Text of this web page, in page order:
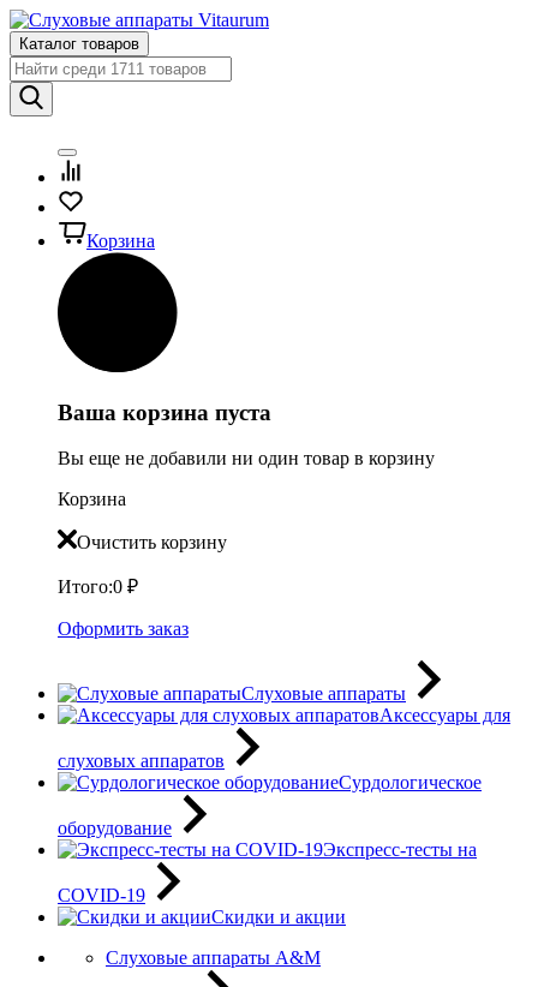
Каталог товаров
Корзина
Ваша корзина пуста
Вы еще не добавили ни один товар в корзину
Корзина
Очистить корзину
Итого:0 ₽
Оформить заказ
Слуховые аппараты
Аксессуары для
слуховых аппаратов
Сурдологическое
оборудование
Экспресс-тесты на
COVID-19
Скидки и акции
Слуховые аппараты A&M